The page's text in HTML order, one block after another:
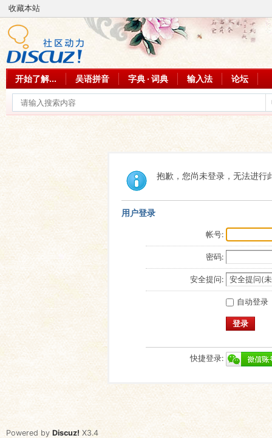
收藏本站
开始了解... 吴语拼音 字典 · 词典 输入法 论坛
抱歉，您尚未登录，无法进行
用户登录
帐号:
密码:
安全提问:
自动登录
登录
快捷登录:
Powered by Discuz! X3.4